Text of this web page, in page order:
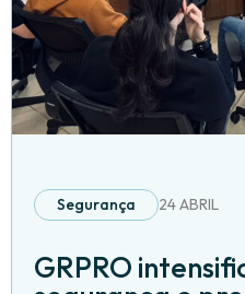
Segurança 24 ABRIL
GRPRO